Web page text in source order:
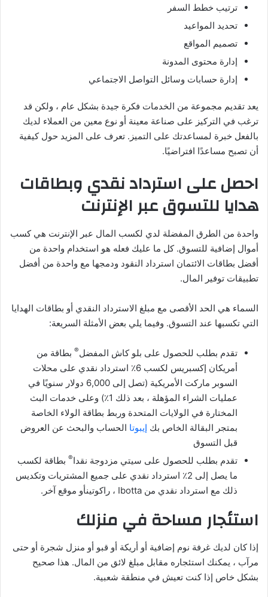
ترتيب خطط السفر
تحديد المواعيد
تصميم المواقع
إدارة محتوى المدونة
إدارة حسابات وسائل التواصل الاجتماعي
يعد تقديم مجموعة من الخدمات فكرة جيدة بشكل عام ، ولكن قد
ترغب في التركيز على صناعة معينة أو نوع معين من العملاء لديك
بالفعل خبرة لمساعدتك على التميز. تعرف على المزيد حول كيفية
أن تصبح مساعدًا افتراضيًا.
احصل على استرداد نقدي وبطاقات
هدايا للتسوق عبر الإنترنت
واحدة من الطرق المفضلة لدي لكسب المال عبر الإنترنت هي كسب
أموال إضافية للتسوق. كل ما عليك فعله هو استخدام واحدة من
أفضل بطاقات الائتمان استرداد النقود ودمجها مع واحدة من أفضل
تطبيقات توفير المال.
السماء هي الحد الأقصى مع مبلغ الاسترداد النقدي أو بطاقات الهدايا
التي تكسبها عند التسوق. وفيما يلي بعض الأمثلة السريعة:
تقدم بطلب للحصول على بلو كاش المفضل® بطاقة من
أمريكان إكسبريس لكسب 6٪ استرداد نقدي على محلات
السوبر ماركت الأمريكية (تصل إلى 6,000 دولار سنويًا في
عمليات الشراء المؤهلة ، بعد ذلك 1٪) وعلى خدمات البث
المختارة في الولايات المتحدة وربط بطاقة الولاء الخاصة
بمتجر البقالة الخاص بك إيبوتا الحساب والبحث عن العروض
قبل التسوق
تقدم بطلب للحصول على سيتي مزدوجة نقدا® بطاقة لكسب
ما يصل إلى 2٪ استرداد نقدي على جميع المشتريات وتكديس
ذلك مع استرداد نقدي من Ibotta ، راكوتينأو موقع آخر.
استئجار مساحة في منزلك
إذا كان لديك غرفة نوم إضافية أو أريكة أو قبو أو منزل شجرة أو حتى
مرآب ، يمكنك استئجاره مقابل مبلغ لائق من المال. هذا صحيح
بشكل خاص إذا كنت تعيش في منطقة شعبية.